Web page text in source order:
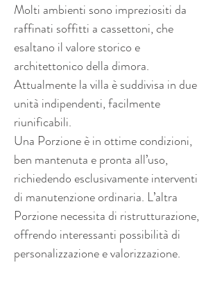
Molti ambienti sono impreziositi da
raffinati soffitti a cassettoni, che
esaltano il valore storico e
architettonico della dimora.
Attualmente la villa è suddivisa in due
unità indipendenti, facilmente
riunificabili.
Una Porzione è in ottime condizioni,
ben mantenuta e pronta all’uso,
richiedendo esclusivamente interventi
di manutenzione ordinaria. L’altra
Porzione necessita di ristrutturazione,
offrendo interessanti possibilità di
personalizzazione e valorizzazione.